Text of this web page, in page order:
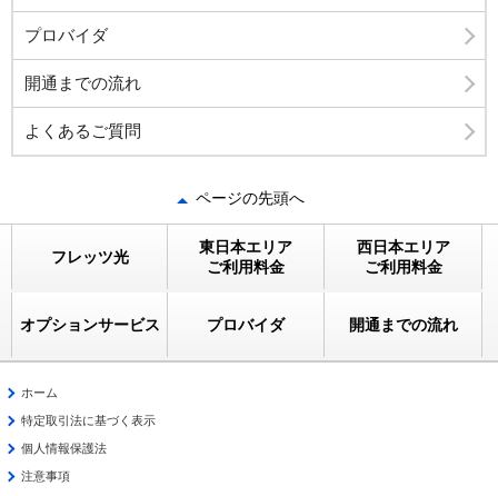
プロバイダ
開通までの流れ
よくあるご質問
ページの先頭へ
フレッツ光
東日本エリア
ご利用料金
西日本エリア
ご利用料金
オプションサービス プロバイダ 開通までの流れ
ホーム
特定取引法に基づく表示
個人情報保護法
注意事項